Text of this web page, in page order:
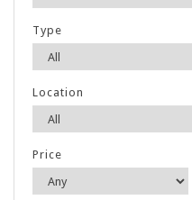
Type
Location
Price